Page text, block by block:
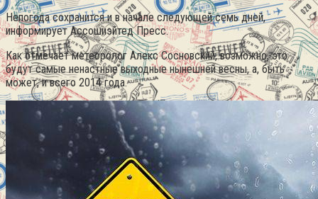
Непогода сохранится и в начале следующей семь дней,
информирует Ассошиэйтед Пресс.
Как отмечает метеоролог Алекс Сосновский, возможно, это
будут самые ненастные выходные нынешней весны, а, быть
может, и всего 2014 года.